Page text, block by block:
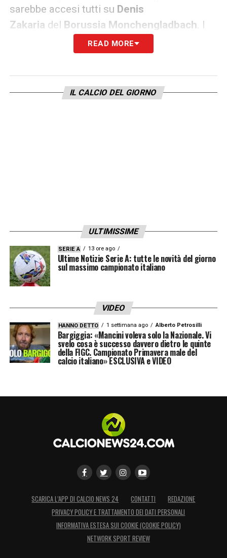
sarebbe accesi tutti su Denis
Zakaria del Borussia Monchengladbach . I
tedeschi chiedono circa2o milioni
riportato da Il Messaggero,Pinto
capitale lo svizzero.
READ MORE
IL CALCIO DEL GIORNO
ULTIMISSIME
SERIE A 13 ore ago
Ultime Notizie Serie A: tutte le novità del giorno
sul massimo campionato italiano
VIDEO
HANNO DETTO 1 settimana ago Alberto Petrosilli
Bargiggia: «Mancini voleva solo la Nazionale. Vi
svelo cosa è successo davvero dietro le quinte
della FIGC. Campionato Primavera male del
calcio italiano» ESCLUSIVA e VIDEO
SCARICA L’APP DI CALCIO NEWS 24 CONTATTI
REDAZIONE
PRIVACY POLICY E TRATTAMENTO DEI DATI PERSONALI
INFORMATIVA ESTESA SUI COOKIE (COOKIE POLICY)
NETWORK SPORT REVIEW